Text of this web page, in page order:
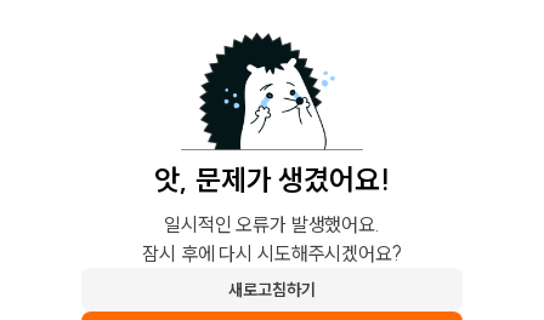
앗, 문제가 생겼어요!
일시적인 오류가 발생했어요.
잠시 후에 다시 시도해주시겠어요?
새로고침하기